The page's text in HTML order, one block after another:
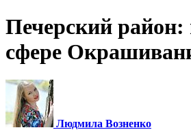
Печерский район:
сфере
Людмила Возненко